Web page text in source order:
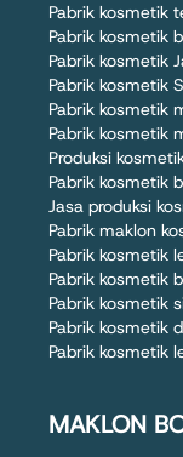
Pabrik kosmetik
Pabrik kosmetik
Pabrik kosmetik
Pabrik kosmetik
Pabrik kosmetik
Pabrik kosmetik
Produksi
Pabrik kosmetik
Jasa produksi
Pabrik maklon
Pabrik kosmetik
Pabrik kosmetik
Pabrik kosmetik
Pabrik kosmetik
Pabrik kosmetik
MAKLON